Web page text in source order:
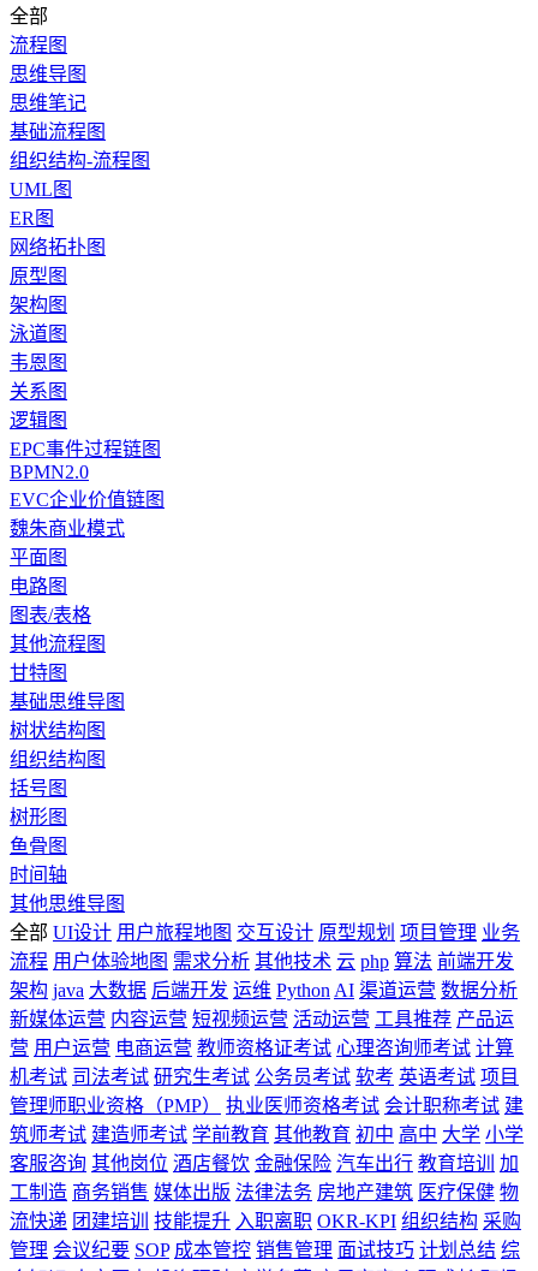
全部
流程图
思维导图
思维笔记
基础流程图
组织结构-流程图
UML图
ER图
网络拓扑图
原型图
架构图
泳道图
韦恩图
关系图
逻辑图
EPC事件过程链图
BPMN2.0
EVC企业价值链图
魏朱商业模式
平面图
电路图
图表/表格
其他流程图
甘特图
基础思维导图
树状结构图
组织结构图
括号图
树形图
鱼骨图
时间轴
其他思维导图
全部 UI设计 用户旅程地图 交互设计 原型规划 项目管理 业务
流程 用户体验地图 需求分析 其他技术 云 php 算法 前端开发
架构 java 大数据 后端开发 运维 Python AI 渠道运营 数据分析
新媒体运营 内容运营 短视频运营 活动运营 工具推荐 产品运
营 用户运营 电商运营 教师资格证考试 心理咨询师考试 计算
机考试 司法考试 研究生考试 公务员考试 软考 英语考试 项目
管理师职业资格（PMP）
执业医师资格考试 会计职称考试 建
筑师考试 建造师考试 学前教育 其他教育 初中 高中 大学 小学
客服咨询 其他岗位 酒店餐饮 金融保险 汽车出行 教育培训
加
工制造 商务销售 媒体出版 法律法务 房地产建筑 医疗保健 物
流快递 团建培训 技能提升 入职离职 OKR-KPI 组织结构 采购
管理 会议纪要 SOP 成本管控 销售管理 面试技巧 计划总结 综